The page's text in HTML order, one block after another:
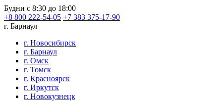
Будни с 8:30 до 18:00
+8 800 222-54-05 +7 383 375-17-90
г. Барнаул
г. Новосибирск
г. Барнаул
г. Омск
г. Томск
г. Красноярск
г. Иркутск
г. Новокузнецк